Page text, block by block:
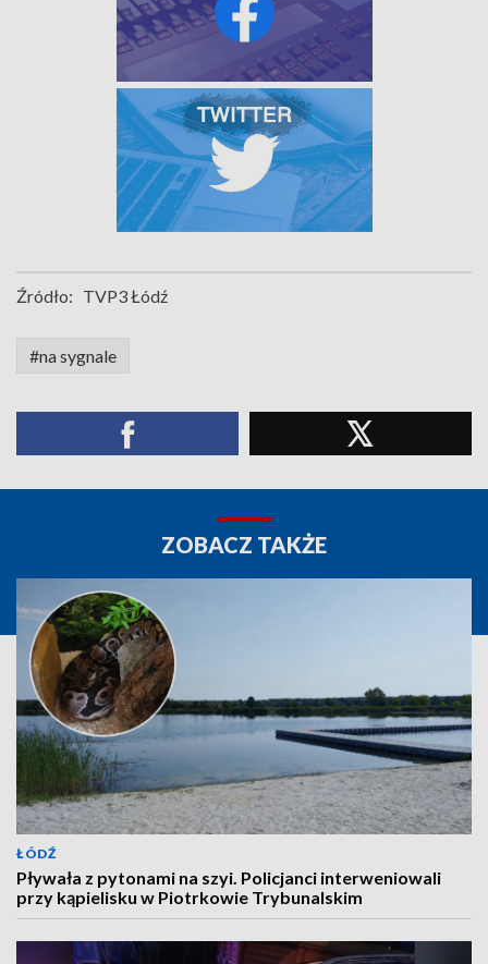
Źródło: TVP3 Łódź
#na sygnale
ZOBACZ TAKŻE
ŁÓDŹ
Pływała z pytonami na szyi. Policjanci interweniowali
przy kąpielisku w Piotrkowie Trybunalskim